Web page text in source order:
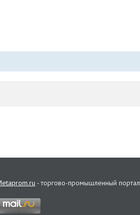
- торгово-промышленный портал